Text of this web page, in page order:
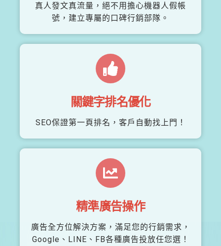
真人發文真流量，絕不用擔心機器人假帳
號，建立專屬的口碑行銷部隊。
關鍵字排名優化
SEO保證第一頁排名，客戶自動找上門！
精準廣告操作
廣告全方位解決方案，滿足您的行銷需求，
Google、LINE、FB各種廣告投放任您選！